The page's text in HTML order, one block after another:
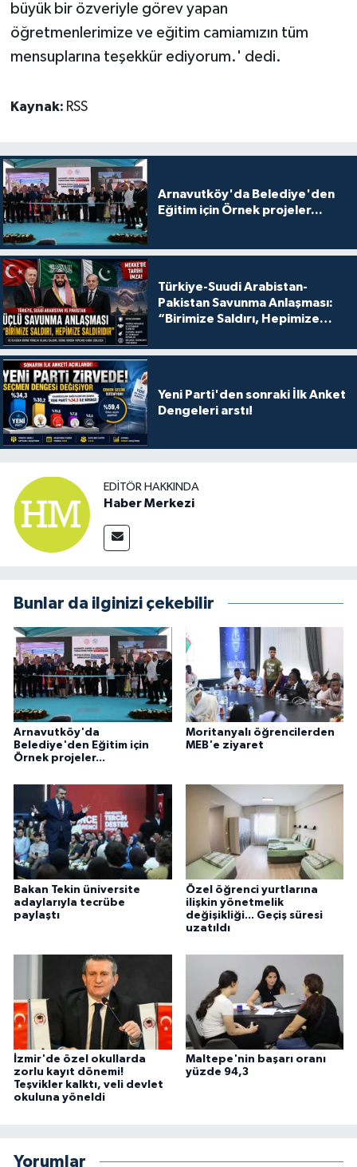
büyük bir özveriyle görev yapan
öğretmenlerimize ve eğitim camiamızın tüm
mensuplarına teşekkür ediyorum.' dedi.
Kaynak: RSS
Arnavutköy'da Belediye'den
Eğitim için Örnek projeler...
Türkiye-Suudi Arabistan-
Pakistan Savunma Anlaşması:
“Birimize Saldırı, Hepimize
Yeni Parti'den sonraki İlk Anket
Dengeleri arstı!
EDITÖR HAKKINDA
Haber Merkezi
Bunlar da ilginizi çekebilir
Arnavutköy'da
Belediye'den Eğitim için
Örnek projeler...
Moritanyalı öğrencilerden
MEB'e ziyaret
Bakan Tekin üniversite
adaylarıyla tecrübe
paylaştı
Özel öğrenci yurtlarına
ilişkin yönetmelik
değişikliği... Geçiş süresi
uzatıldı
İzmir'de özel okullarda
zorlu kayıt dönemi!
Teşvikler kalktı, veli devlet
okuluna yöneldi
Maltepe'nin başarı oranı
yüzde 94,3
Yorumlar